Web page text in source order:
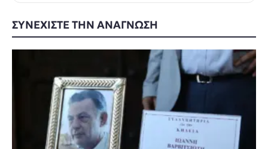
ΣΥΝΕΧΙΣΤΕ ΤΗΝ ΑΝΑΓΝΩΣΗ